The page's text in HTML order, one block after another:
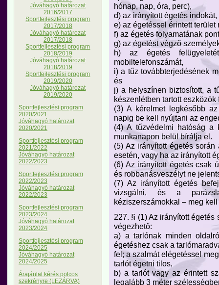
Jóváhagyó határozat
2016/2017
Sportfejlesztési program
2017/2018
Jóváhagyó határozat
2017/2018
Sportfejlesztési program
2018/2019
Jóváhagyó határozat
2018/2019
Sportfejlesztési program
2019/2020
Jóváhagyó határozat
2019/2020
Sportfejlesztési program
2020/2021
Jóváhagyó határozat
2020/2021
Sportfejlesztési program
2021/2022
Jóváhagyó határozat
2022/2023
Sportfejlesztési program
2022/2023
Jóváhagyó határozat
2022/2023
Sportfejlesztési program
2023/2024
Jóváhagyó határozat
2023/2024
Sportfejlesztési program
2024/2025
Jóváhagyó határozat
2024/2025
Árajánlat kérés polcos
szekrényre (LEZÁRVA)
hónap, nap, óra, perc),
d) az irányított égetés indokát,
e) az égetéssel érintett terület
f) az égetés folyamatának
g) az égetést végző
h) az égetés
mobiltelefonszámát,
i) a tűz továbbterjedésének
és
j) a helyszínen biztosított, a
készenlétben tartott eszközök
(3) A kérelmet legkésőbb
napig be kell nyújtani az
(4) A tűzvédelmi hatóság a
munkanapon belül bírálja el.
(5) Az irányított égetés
esetén, vagy ha az irányított
(6) Az irányított égetés csak
és robbanásveszélyt ne
(7) Az irányított égetés
vizsgálni, és a
kéziszerszámokkal – meg
227. § (1) Az irányított
végezhető:
a) a tarlónak minden
égetéshez csak a
fel; a szalmát elégetéssel
tarlót égetni tilos,
b) a tarlót vagy az érintett
legalább 3 méter